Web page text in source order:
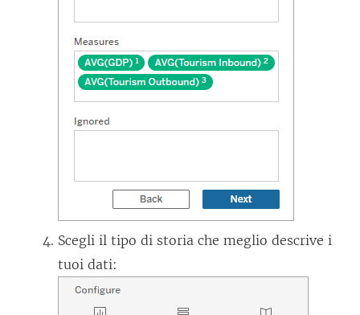
Scegli il tipo di storia che meglio descrive i
tuoi dati: